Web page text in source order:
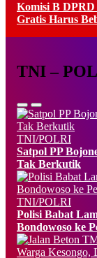
Komisi B
Gratis Harus
TNI –
TNI/POLRI
Satpol PP
Tak Berkutik
TNI/POLRI
Polisi Babat
Bondowoso ke